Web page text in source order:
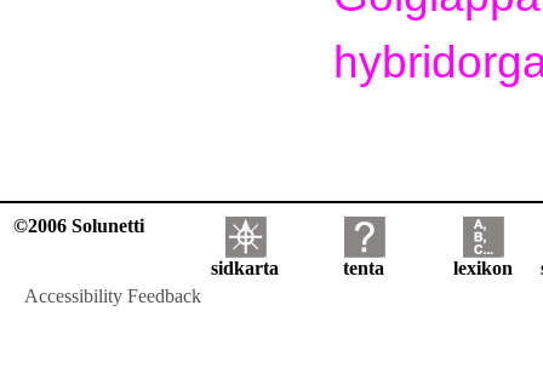
©2006 Solunetti
sidkarta tenta lexikon
Accessibility Feedback